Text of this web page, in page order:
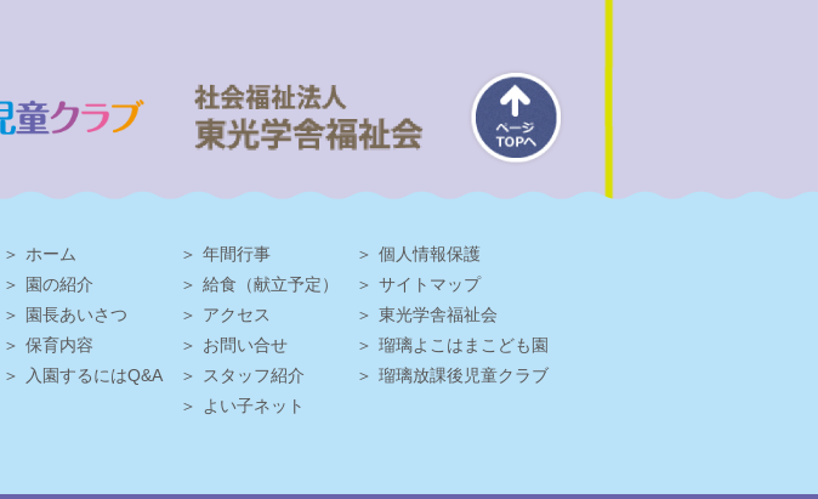
ホーム
園の紹介
園長あいさつ
保育内容
入園するにはQ&A
年間行事
給食（献立予定）
アクセス
お問い合せ
スタッフ紹介
よい子ネット
個人情報保護
サイトマップ
東光学舎福祉会
瑠璃よこはまこども園
瑠璃放課後児童クラブ